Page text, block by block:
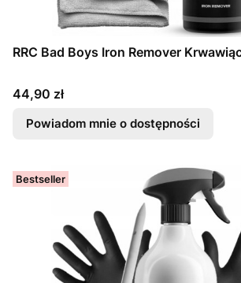
RRC Bad Boys Iron Remover
Cena
44,90 zł
Powiadom mnie o dostępności
Bestseller